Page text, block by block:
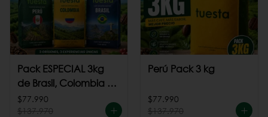
Pack ESPECIAL 3kg
de Brasil, Colombia +
Perú
$77.990
$137.970
Perú Pack 3 kg
$77.990
$137.970